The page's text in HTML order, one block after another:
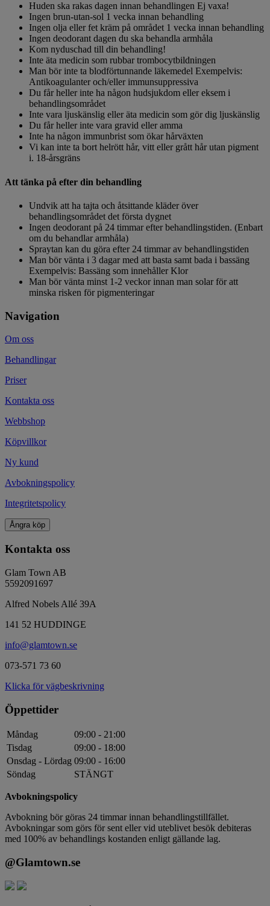
Huden ska rakas dagen innan behandlingen Ej vaxa!
Ingen brun-utan-sol 1 vecka innan behandling
Ingen olja eller fet kräm på området 1 vecka innan behandling
Ingen deodorant dagen du ska behandla armhåla
Kom nyduschad till din behandling!
Inte äta medicin som rubbar trombocytbildningen
Man bör inte ta blodförtunnande läkemedel Exempelvis:
Antikoagulanter och/eller immunsuppressiva
Du får heller inte ha någon hudsjukdom eller eksem i
behandlingsområdet
Inte vara ljuskänslig eller äta medicin som gör dig ljuskänslig
Du får heller inte vara gravid eller amma
Inte ha någon immunbrist som ökar hårväxten
Vi kan inte ta bort helrött hår, vitt eller grått hår utan pigment
i. 18-årsgräns
Att tänka på efter din behandling
Undvik att ha tajta och åtsittande kläder över
behandlingsområdet det första dygnet
Ingen deodorant på 24 timmar efter behandlingstiden. (Enbart
om du behandlar armhåla)
Spraytan kan du göra efter 24 timmar av behandlingstiden
Man bör vänta i 3 dagar med att basta samt bada i bassäng
Exempelvis: Bassäng som innehåller Klor
Man bör vänta minst 1-2 veckor innan man solar för att
minska risken för pigmenteringar
Navigation
Om oss
Behandlingar
Priser
Kontakta oss
Webbshop
Köpvillkor
Ny kund
Avbokningspolicy
Integritetspolicy
Ångra köp
Kontakta oss
Glam Town AB
5592091697
Alfred Nobels Allé 39A
141 52 HUDDINGE
info@glamtown.se
073-571 73 60
Klicka för vägbeskrivning
Öppettider
Måndag
09:00 - 21:00
Tisdag
09:00 - 18:00
Onsdag - Lördag 09:00 - 16:00
Söndag
STÄNGT
Avbokningspolicy
Avbokning bör göras 24 timmar innan behandlingstillfället.
Avbokningar som görs för sent eller vid uteblivet besök debiteras
med 100% av behandlings kostanden enligt gällande lag.
@Glamtown.se